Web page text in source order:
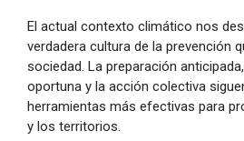
El actual contexto climático nos
verdadera cultura de la prevención
sociedad. La preparación
oportuna y la acción colectiva
herramientas más efectivas para
y los territorios.